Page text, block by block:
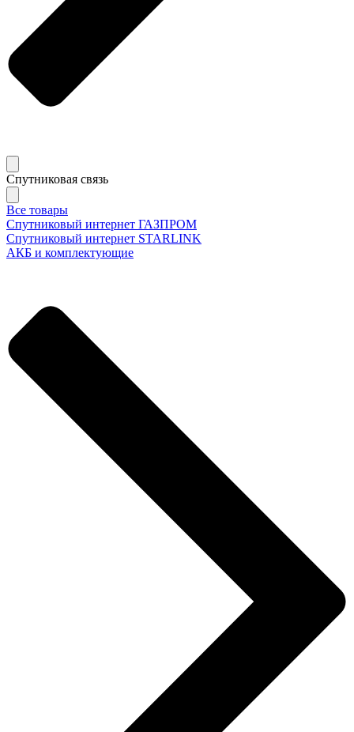
Спутниковая связь
Все товары
Спутниковый интернет ГАЗПРОМ
Спутниковый интернет STARLINK
АКБ и комплектующие